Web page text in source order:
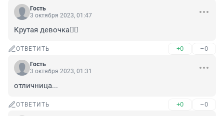
Гость
3 октября 2023, 01:47
Крутая девочка🤦‍♀️
ОТВЕТИТЬ +0 –0
Гость
3 октября 2023, 01:31
отличница...
ОТВЕТИТЬ +0 –0